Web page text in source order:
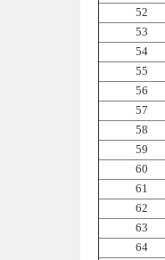
52
53
54
55
56
57
58
59
60
61
62
63
64